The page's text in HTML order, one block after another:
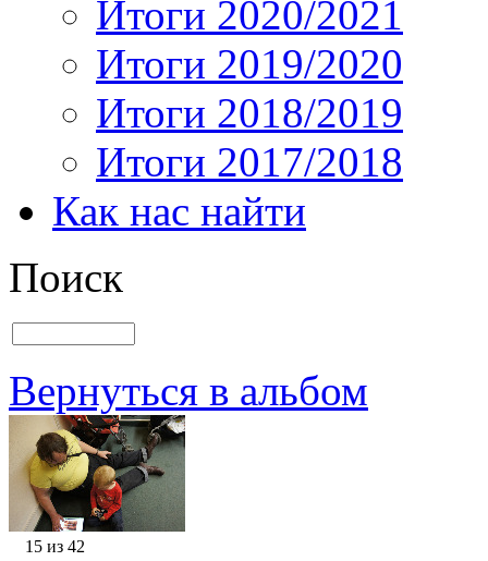
Итоги 2020/2021
Итоги 2019/2020
Итоги 2018/2019
Итоги 2017/2018
Как нас найти
Поиск
Вернуться в альбом
15 из 42